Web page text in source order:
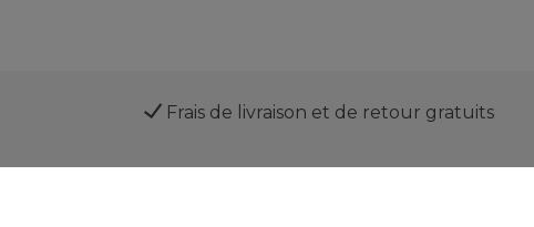
Frais de livraison et de retour gratuits